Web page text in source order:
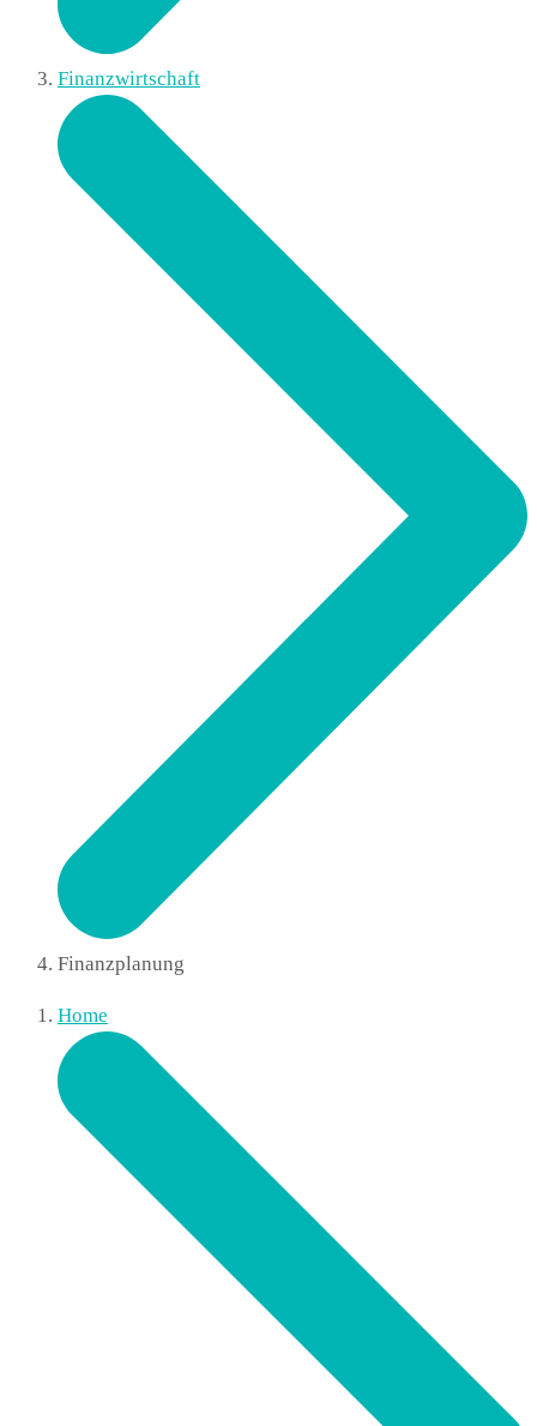
Finanzwirtschaft
Finanzplanung
Home